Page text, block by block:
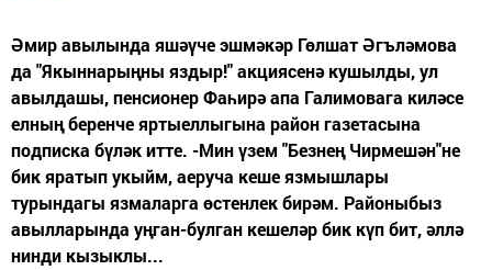
Әмир авылында яшәүче эшмәкәр Гөлшат Әгъләмова
да "Якыннарыңны яздыр!" акциясенә кушылды, ул
авылдашы, пенсионер Фаһирә апа Галимовага киләсе
елның беренче яртыеллыгына район газетасына
подписка бүләк итте. -Мин үзем "Безнең Чирмешән"не
бик яратып укыйм, аеруча кеше язмышлары
турындагы язмаларга өстенлек бирәм. Районыбыз
авылларында уңган-булган кешеләр бик күп бит, әллә
нинди кызыклы...